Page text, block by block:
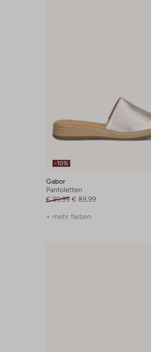
-10%
Gabor
Pantoletten
€ 99,99 € 89,99
+ mehr farben